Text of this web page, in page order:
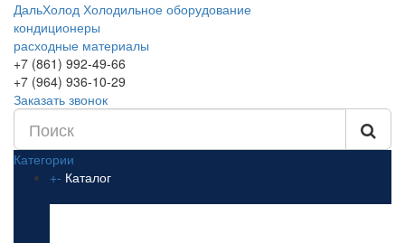
ДальХолод Холодильное оборудование
кондиционеры
расходные материалы
+7 (861) 992-49-66
+7 (964) 936-10-29
Заказать звонок
Категории
+- Каталог